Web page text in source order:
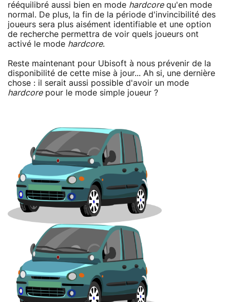
rééquilibré aussi bien en mode hardcorequ'en mode
normal. De plus, la fin de la période d'invincibilité des
joueurs sera plus aisément identifiable et une option
de recherche permettra de voir quels joueurs ont
activé le mode hardcore.
Reste maintenant pour Ubisoft à nous prévenir de la
disponibilité de cette mise à jour... Ah si, une dernière
chose : il serait aussi possible d'avoir un mode
hardcorepour le mode simple joueur ?